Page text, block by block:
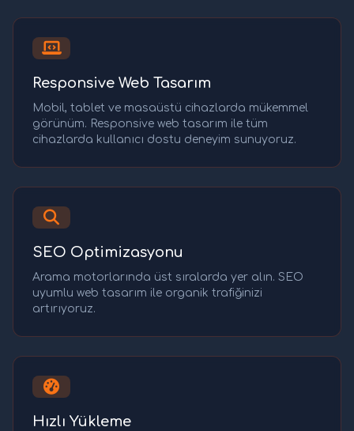
Responsive Web Tasarım
Mobil, tablet ve masaüstü cihazlarda mükemmel
görünüm. Responsive web tasarım ile tüm
cihazlarda kullanıcı dostu deneyim sunuyoruz.
SEO Optimizasyonu
Arama motorlarında üst sıralarda yer alın. SEO
uyumlu web tasarım ile organik trafiğinizi
artırıyoruz.
Hızlı Yükleme